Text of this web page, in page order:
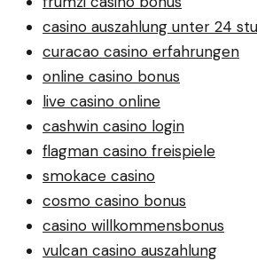
casino auszahlung unter 24
curacao casino erfahrungen
online casino bonus
live casino online
cashwin casino login
flagman casino freispiele
smokace casino
cosmo casino bonus
casino willkommensbonus
vulcan casino auszahlung